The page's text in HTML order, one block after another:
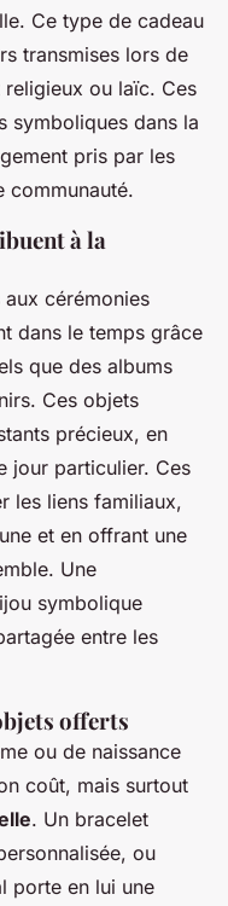
Ce type de cadeau
transmises lors de
ou laïc. Ces
symboliques dans la
pris par les
communauté.
à la
cérémonies
dans le temps grâce
que des albums
Ces objets
précieux, en
jour particulier. Ces
les liens familiaux,
et en offrant une
Une
symbolique
entre les
offerts
ou de naissance
coût, mais surtout
. Un bracelet
ou
porte en lui une